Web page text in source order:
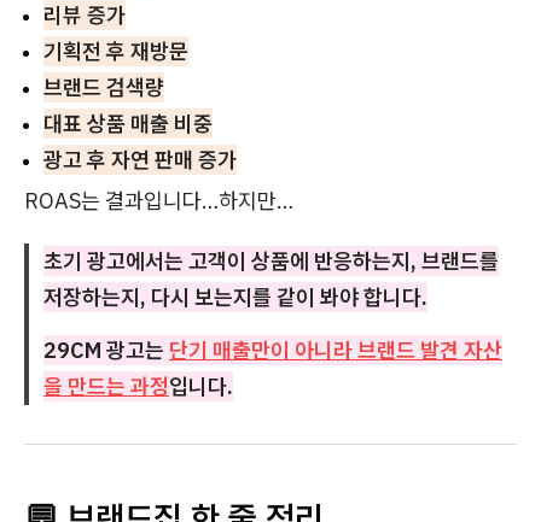
리뷰 증가
기획전 후 재방문
브랜드 검색량
대표 상품 매출 비중
광고 후 자연 판매 증가
ROAS는 결과입니다…하지만…
초기 광고에서는 고객이 상품에 반응하는지, 브랜드를
저장하는지, 다시 보는지를 같이 봐야 합니다.
29CM 광고는 단기 매출만이 아니라 브랜드 발견 자산
을 만드는 과정입니다.